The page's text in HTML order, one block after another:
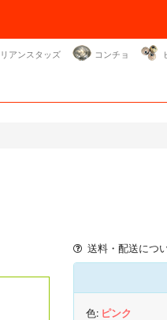
アンスタッズ コンチョ
送料・配送につ
色: ピンク